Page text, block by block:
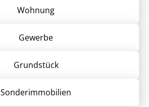
Wohnung
Gewerbe
Grund­stück
Sonder­immobilien